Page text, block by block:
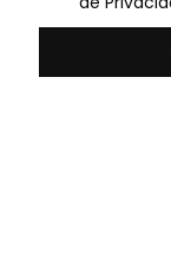
Formas de